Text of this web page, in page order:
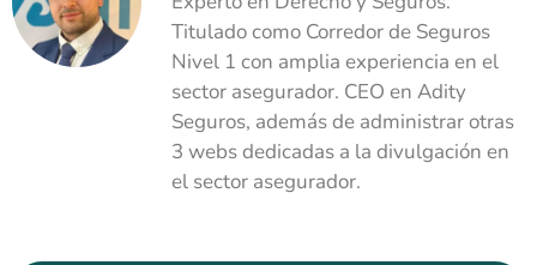
Titulado como Corredor de Seguros
Nivel 1 con amplia experiencia en el
sector asegurador. CEO en Adity
Seguros, además de administrar otras
3 webs dedicadas a la divulgación en
el sector asegurador.